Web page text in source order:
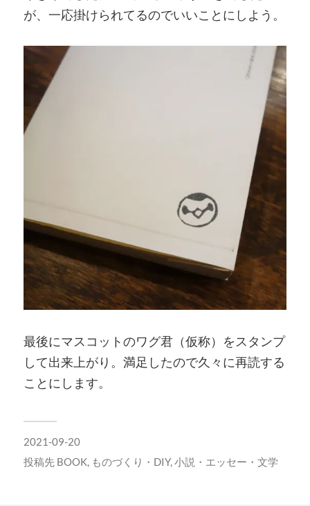
が、一応掛けられてるのでいいことにしよう。
最後にマスコットのワグ君（仮称）をスタンプ
して出来上がり。満足したので久々に再読する
ことにします。
2021-09-20
投稿先 BOOK, ものづくり・DIY,小説・エッセー・文学